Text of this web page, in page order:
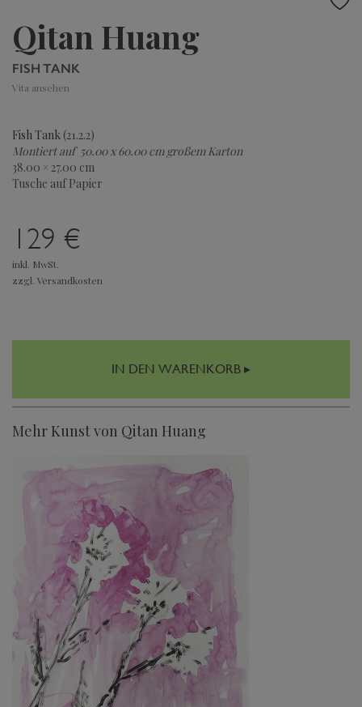
Qitan Huang
FISH TANK
Vita ansehen
Fish Tank (21.2.2)
Montiert auf 50.00 x 60.00 cm großem Karton
38.00 × 27.00 cm
Tusche auf Papier
129 €
inkl. MwSt.
zzgl. Versandkosten
IN DEN WARENKORB ▸
Mehr Kunst von Qitan Huang